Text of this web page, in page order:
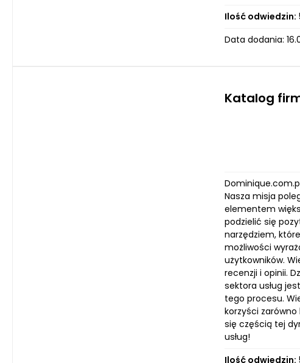
Ilość odwiedzin:
Data dodania:
Katalog
Nasza misja
elementem
podzielić się
narzędziem,
możliwości
użytkowników.
recenzji i opinii.
sektora usług
tego procesu.
korzyści
się częścią tej
usług!
Ilość odwiedzin: